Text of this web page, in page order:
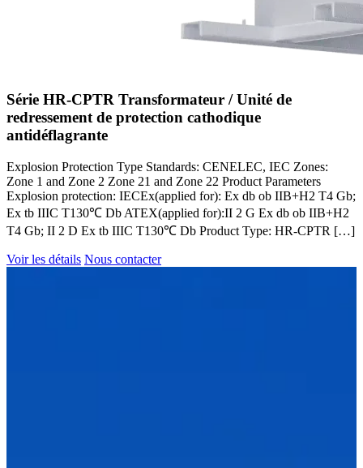
Série HR-CPTR Transformateur / Unité de
redressement de protection cathodique
antidéflagrante
Explosion Protection Type Standards: CENELEC, IEC Zones:
Zone 1 and Zone 2 Zone 21 and Zone 22 Product Parameters
Explosion protection: IECEx(applied for): Ex db ob IIB+H2 T4 Gb;
Ex tb IIIC T130℃ Db ATEX(applied for):II 2 G Ex db ob IIB+H2
T4 Gb; II 2 D Ex tb IIIC T130℃ Db Product Type: HR-CPTR […]
Voir les détails Nous contacter